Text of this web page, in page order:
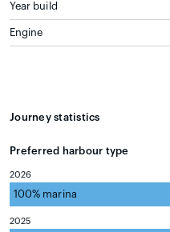
Year build
Engine
Journey statistics
Preferred harbour type
2026
100% marina
2025